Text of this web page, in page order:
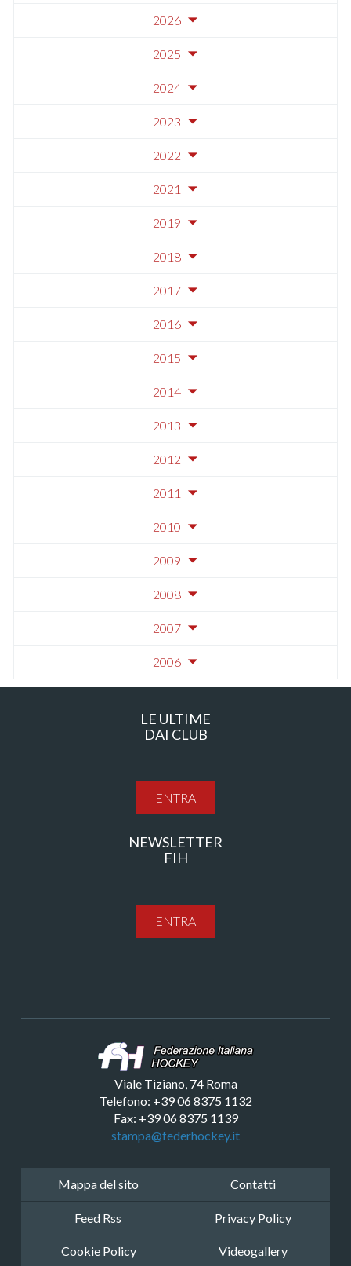
2026
2025
2024
2023
2022
2021
2019
2018
2017
2016
2015
2014
2013
2012
2011
2010
2009
2008
2007
2006
LE ULTIME
DAI CLUB
ENTRA
NEWSLETTER
FIH
ENTRA
Viale Tiziano, 74 Roma
Telefono: +39 06 8375 1132
Fax: +39 06 8375 1139
stampa@federhockey.it
Mappa del sito Contatti
Feed Rss Privacy Policy
Cookie Policy Videogallery